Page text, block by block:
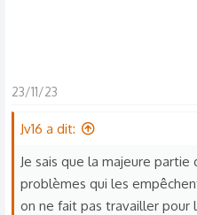
23/11/23
Jv16 a dit:
Je sais que la majeure
problèmes qui les
on ne fait pas travailler